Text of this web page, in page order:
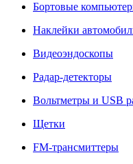
Бортовые
Наклейки
Видеоэндоскопы
Радар-детекторы
Вольтметры и USB
Щетки
FM-трансмиттеры